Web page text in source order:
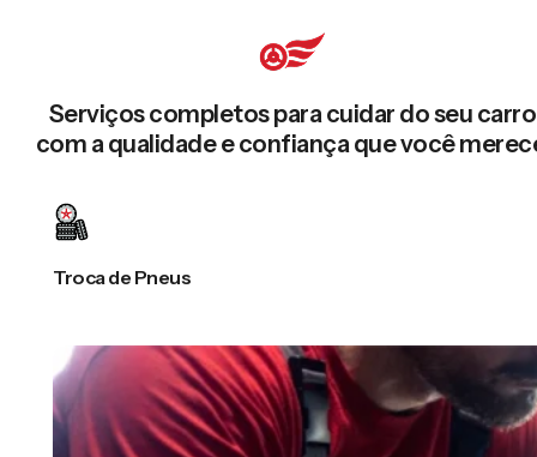
Serviços completos para cuidar do seu carro
com a qualidade e confiança que você
Troca de Pneus